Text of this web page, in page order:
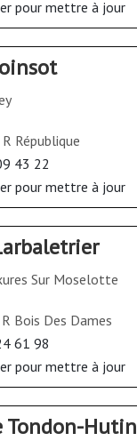
pour mettre à jour
République
43 22
pour mettre à jour
Sur Moselotte
Bois Des Dames
61 98
pour mettre à jour
Tondon-Hutin